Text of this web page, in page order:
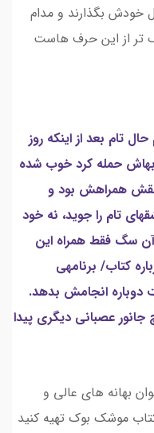
خودش بگذارند و مدام
تر از این حرف هاست
تام بعد از اینکه روز
حمله کرد خوب شده
همراهش بود و
تام را جوید، نه خود
سگ فقط همراه این
کتاب/ برنامهی
دوباره انجامش بدهد.
جانور عصبانی دیگری پیدا
بهانه های عالی و
موشک بوک تهیه کنید